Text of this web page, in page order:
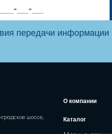
передачи информации
шоссе,
О компании
Каталог